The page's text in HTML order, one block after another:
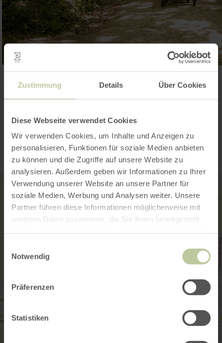
Zustimmung Details Über Cookies
Diese Webseite verwendet Cookies
Wir verwenden Cookies, um Inhalte und Anzeigen zu
personalisieren, Funktionen für soziale Medien anbieten
zu können und die Zugriffe auf unsere Website zu
analysieren. Außerdem geben wir Informationen zu Ihrer
Verwendung unserer Website an unsere Partner für
soziale Medien, Werbung und Analysen weiter. Unsere
Partner führen diese Informationen möglicherweise mit
weiteren Daten zusammen, die Sie ihnen bereitgestellt
Notwendig
Präferenzen
Statistiken
Galerie öffnen
Kontakt